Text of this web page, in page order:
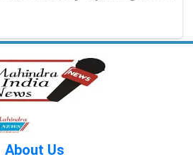
About Us